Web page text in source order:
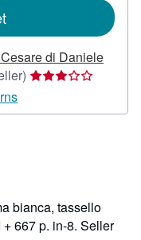
di Daniele
Seller
3
bianca, tassello
667 p. in-8. Seller